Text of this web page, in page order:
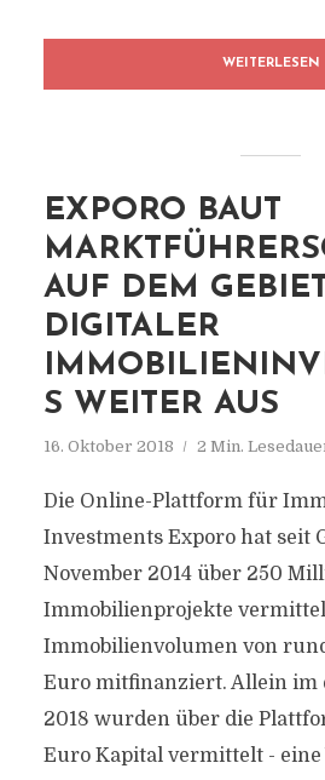
WEITERLESEN
EXPORO BAUT
AUF DEM
DIGITALER
S WEITER AUS
16. Oktober 2018 2 Min.
Die Online-Plattform für
Investments Exporo hat seit
November 2014 über 250
Immobilienprojekte
Immobilienvolumen von
Euro mitfinanziert. Allein im
2018 wurden über die
Euro Kapital vermittelt -